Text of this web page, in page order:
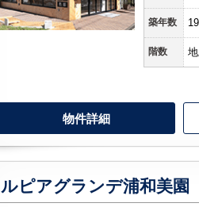
築年数
階数
物件詳細
ルピアグランデ浦和美園